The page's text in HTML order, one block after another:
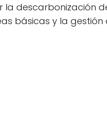
la descarbonización
básicas y la